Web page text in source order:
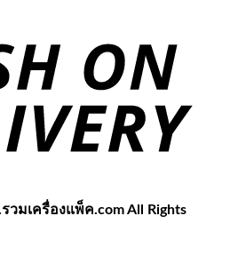
วมเครื่องแพ็ค.com All Rights